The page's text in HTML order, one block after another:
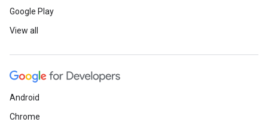
Google Play
View all
Android
Chrome